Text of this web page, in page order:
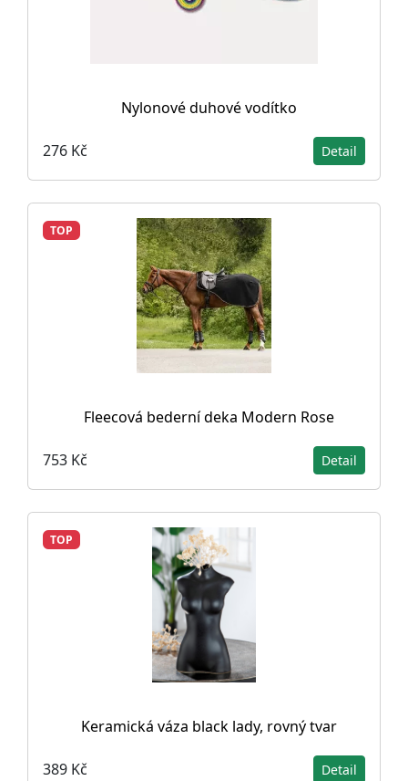
Nylonové duhové vodítko
276 Kč Detail
TOP
Fleecová bederní deka Modern Rose
753 Kč Detail
TOP
Keramická váza black lady, rovný tvar
389 Kč Detail